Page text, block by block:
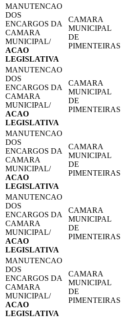
MANUTENCAO
DOS
ENCARGOS DA
CAMARA
MUNICIPAL/
ACAO
LEGISLATIVA
CAMARA
MUNICIPAL
DE
PIMENTEIRAS
MANUTENCAO
DOS
ENCARGOS DA
CAMARA
MUNICIPAL/
ACAO
LEGISLATIVA
CAMARA
MUNICIPAL
DE
PIMENTEIRAS
MANUTENCAO
DOS
ENCARGOS DA
CAMARA
MUNICIPAL/
ACAO
LEGISLATIVA
CAMARA
MUNICIPAL
DE
PIMENTEIRAS
MANUTENCAO
DOS
ENCARGOS DA
CAMARA
MUNICIPAL/
ACAO
LEGISLATIVA
CAMARA
MUNICIPAL
DE
PIMENTEIRAS
MANUTENCAO
DOS
ENCARGOS DA
CAMARA
MUNICIPAL/
ACAO
LEGISLATIVA
CAMARA
MUNICIPAL
DE
PIMENTEIRAS